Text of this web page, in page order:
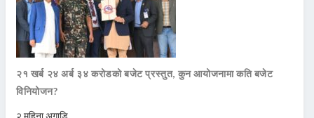
२१ खर्ब २४ अर्ब ३४ करोडको बजेट प्रस्तुत, कुन आयोजनामा कति बजेट
विनियोजन?
२ महिना अगाडि